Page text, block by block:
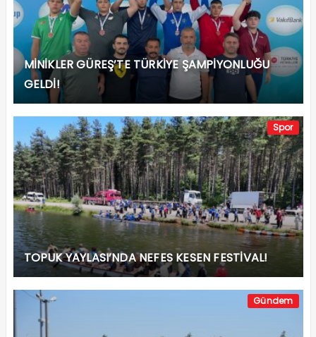
MİNİKLER GÜREŞ’TE TÜRKİYE ŞAMPİYONLUĞU
GELDİ!
Spor
TOPUK YAYLASI’NDA NEFES KESEN FESTİVAL!
Gündem